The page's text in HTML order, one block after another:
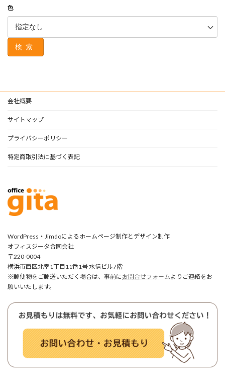
色
検索
会社概要
サイトマップ
プライバシーポリシー
特定商取引法に基づく表記
WordPress・Jimdoによるホームページ制作とデザイン制作
オフィスジータ合同会社
〒220-0004
横浜市西区北幸1丁目11番1号 水信ビル7階
※郵便物をご郵送いただく場合は、事前に お問合せフォームよりご連絡をお
願いいたします。